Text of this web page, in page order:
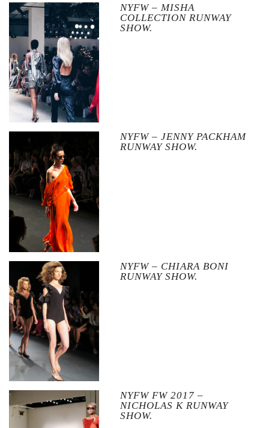
NYFW – MISHA
COLLECTION RUNWAY
SHOW.
NYFW – JENNY PACKHAM
RUNWAY SHOW.
NYFW – CHIARA BONI
RUNWAY SHOW.
NYFW FW 2017 –
NICHOLAS K RUNWAY
SHOW.